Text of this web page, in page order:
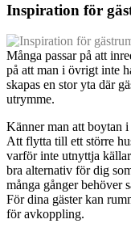
Inspiration för
Många passar på att
på att man i övrigt inte
skapas en stor yta där
utrymme.
Känner man att boytan
Att flytta till ett större
varför inte utnyttja
bra alternativ för dig
många gånger behöver
För dina gäster kan
för avkoppling.